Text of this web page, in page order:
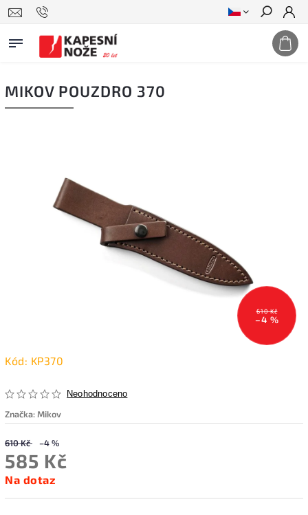
Hledat
MIKOV POUZDRO 370
610 Kč
–4 %
Kód: KP370
Neohodnoceno
Značka: Mikov
610 Kč –4 %
585 Kč
Na dotaz